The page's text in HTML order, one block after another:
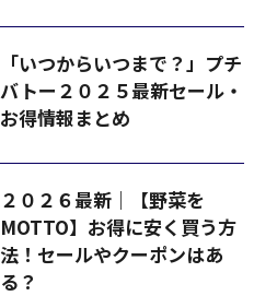
「いつからいつまで？」プチ
バトー２０２５最新セール・
お得情報まとめ
２０２６最新｜【野菜を
MOTTO】お得に安く買う方
法！セールやクーポンはあ
る？